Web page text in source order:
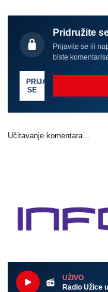
Pridružite
Prijavite se ili
biste
PRIJAVI
SE
Učitavanje komentara...
UŽIVO
Radio Užice